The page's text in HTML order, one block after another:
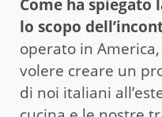
Come ha spiegato
lo scopo
operato in
volere creare un
di noi italiani